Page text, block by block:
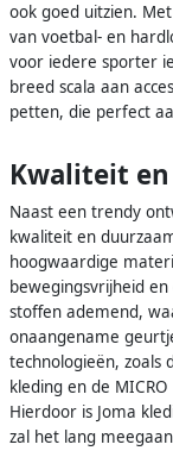
ook goed uitzien.
van voetbal- en
voor iedere sporter
breed scala aan
petten, die perfect
Kwaliteit
Naast een trendy
kwaliteit en
hoogwaardige
bewegingsvrijheid
stoffen ademend,
onaangename
technologieën, zoals
kleding en de
Hierdoor is Joma
zal het lang